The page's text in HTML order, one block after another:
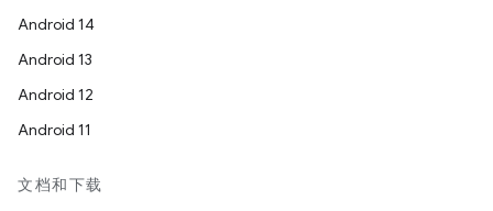
Android 14
Android 13
Android 12
Android 11
文档和下载